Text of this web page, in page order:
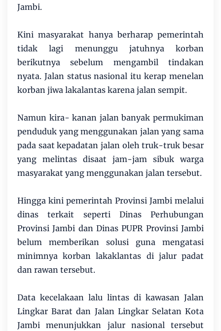
Jambi.
Kini masyarakat hanya berharap pemerintah
tidak lagi menunggu jatuhnya korban
berikutnya sebelum mengambil tindakan
nyata. Jalan status nasional itu kerap menelan
korban jiwa lakalantas karena jalan sempit.
Namun kira- kanan jalan banyak permukiman
penduduk yang menggunakan jalan yang sama
pada saat kepadatan jalan oleh truk-truk besar
yang melintas disaat jam-jam sibuk warga
masyarakat yang menggunakan jalan tersebut.
Hingga kini pemerintah Provinsi Jambi melalui
dinas terkait seperti Dinas Perhubungan
Provinsi Jambi dan Dinas PUPR Provinsi Jambi
belum memberikan solusi guna mengatasi
minimnya korban lakaklantas di jalur padat
dan rawan tersebut.
Data kecelakaan lalu lintas di kawasan Jalan
Lingkar Barat dan Jalan Lingkar Selatan Kota
Jambi menunjukkan jalur nasional tersebut